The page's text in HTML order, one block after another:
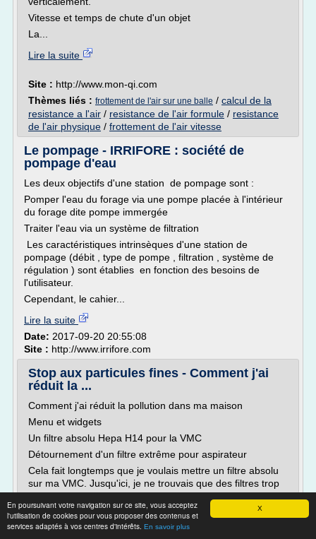
X
En poursuivant votre navigation sur ce site, vous acceptez
l'utilisation de cookies pour vous proposer des contenus et
services adaptés à vos centres d'intérêts. En savoir plus
Vitesse et temps de chute d'un objet
La...
Lire la suite
Site : http://www.mon-qi.com
Thèmes liés : frottement de l'air sur une balle / calcul de la
resistance a l'air / resistance de l'air formule / resistance
de l'air physique / frottement de l'air vitesse
Le pompage - IRRIFORE : société de
pompage d'eau
Les deux objectifs d'une station de pompage sont :
Pomper l'eau du forage via une pompe placée à l'intérieur
du forage dite pompe immergée
Traiter l'eau via un système de filtration
Les caractéristiques intrinsèques d'une station de
pompage (débit , type de pompe , filtration , système de
régulation ) sont établies en fonction des besoins de
l'utilisateur.
Cependant, le cahier...
Lire la suite
Date: 2017-09-20 20:55:08
Site : http://www.irrifore.com
Stop aux particules fines - Comment j'ai
réduit la ...
Comment j'ai réduit la pollution dans ma maison
Menu et widgets
Un filtre absolu Hepa H14 pour la VMC
Détournement d'un filtre extrême pour aspirateur
Cela fait longtemps que je voulais mettre un filtre absolu
sur ma VMC. Jusqu'ici, je ne trouvais que des filtres trop
gros ou trop cher. Et puis j'ai eu l'idée d'utiliser un filtre
d'aspirateur hepa. En effet, sans ce type filtre ultra fin,
les...